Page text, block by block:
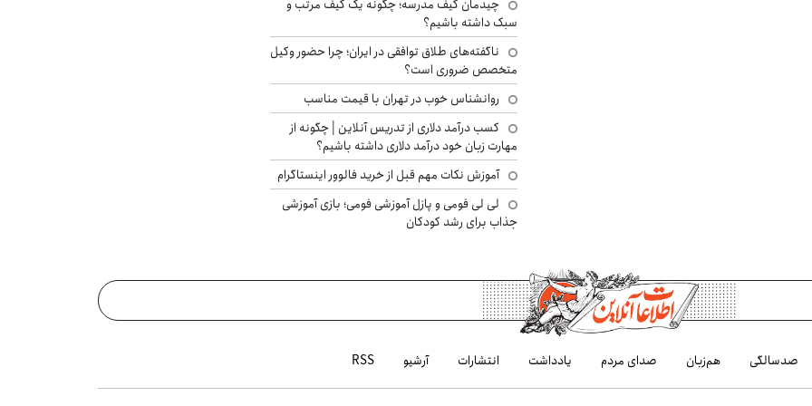
چیدمان کیف مدرسه؛ چگونه یک کیف مرتب و
سبک داشته باشیم؟
ناگفته‌های طلاق توافقی در ایران؛ چرا حضور وکیل
متخصص ضروری است؟
روانشناس خوب در تهران با قیمت مناسب
کسب درآمد دلاری از تدریس آنلاین | چگونه از
مهارت زبان خود درآمد دلاری داشته باشیم؟
آموزش نکات مهم قبل از خرید فالوور اینستاگرام
لی لی فومی و پازل آموزشی فومی؛ بازی آموزشی
جذاب برای رشد کودکان
صدسالگی هم‌زبان صدای مردم یادداشت انتشارات آرشیو RSS